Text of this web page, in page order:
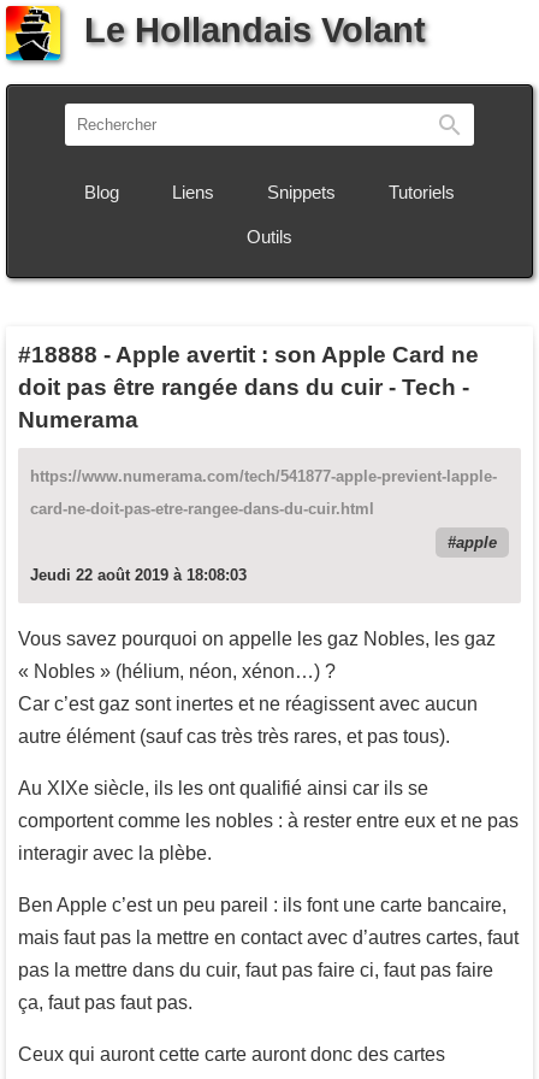
Le Hollandais Volant
Blog Liens Snippets Tutoriels
Outils
#18888 - Apple avertit : son Apple Card ne
doit pas être rangée dans du cuir - Tech -
Numerama
https://www.numerama.com/tech/541877-apple-previent-lapple-
card-ne-doit-pas-etre-rangee-dans-du-cuir.html
apple
Jeudi 22 août 2019 à 18:08:03
Vous savez pourquoi on appelle les gaz Nobles, les gaz
« Nobles » (hélium, néon, xénon…) ?
Car c’est gaz sont inertes et ne réagissent avec aucun
autre élément (sauf cas très très rares, et pas tous).
Au XIXe siècle, ils les ont qualifié ainsi car ils se
comportent comme les nobles : à rester entre eux et ne pas
interagir avec la plèbe.
Ben Apple c’est un peu pareil : ils font une carte bancaire,
mais faut pas la mettre en contact avec d’autres cartes, faut
pas la mettre dans du cuir, faut pas faire ci, faut pas faire
ça, faut pas faut pas.
Ceux qui auront cette carte auront donc des cartes